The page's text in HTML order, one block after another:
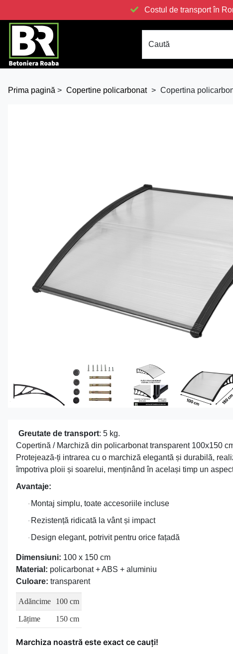
Costul de transport în
Caută
Prima pagină > Copertine policarbonat > Copertina
Greutate de transport: 5 kg.
Copertină / Marchiză din policarbonat transparent 100x150
Protejează-ți intrarea cu o marchiză elegantă și durabilă,
împotriva ploii și soarelui, menținând în același timp un
Avantaje:
· Montaj simplu, toate accesoriile incluse
· Rezistență ridicată la vânt și impact
· Design elegant, potrivit pentru orice fațadă
Dimensiuni: 100 x 150 cm
Material: policarbonat + ABS + aluminiu
Culoare: transparent
Adăncime 100 cm
Lățime 150 cm
Marchiza noastră este exact ce cauți!